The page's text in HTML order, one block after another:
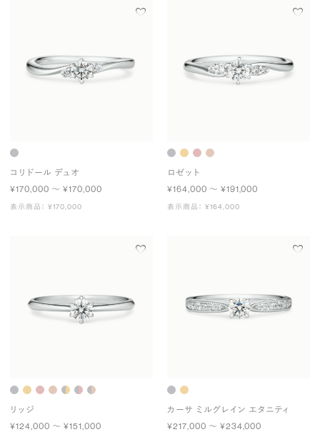
コリドール デュオ
¥170,000 〜 ¥170,000
表示商品： ¥170,000
ロゼット
¥164,000 〜 ¥191,000
表示商品： ¥164,000
リッジ
¥124,000 〜 ¥151,000
カーサ ミルグレイン エタニティ
¥217,000 〜 ¥234,000